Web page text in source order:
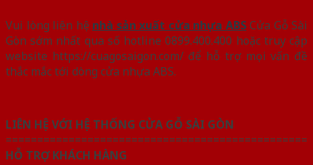
Vui lòng liên hệ nhà sản xuất cửa nhựa ABSCửa Gỗ Sài
Gòn sớm nhất qua số hotline 0899.400.400 hoặc truy cập
website https://cuagosaigon.com/ để hỗ trợ mọi vấn đề
thắc mắc tới dòng cửa nhựa ABS.
LIÊN HỆ VỚI HỆ THỐNG CỬA GỖ SÀI GÒN
================================================
HỖ TRỢ KHÁCH HÀNG